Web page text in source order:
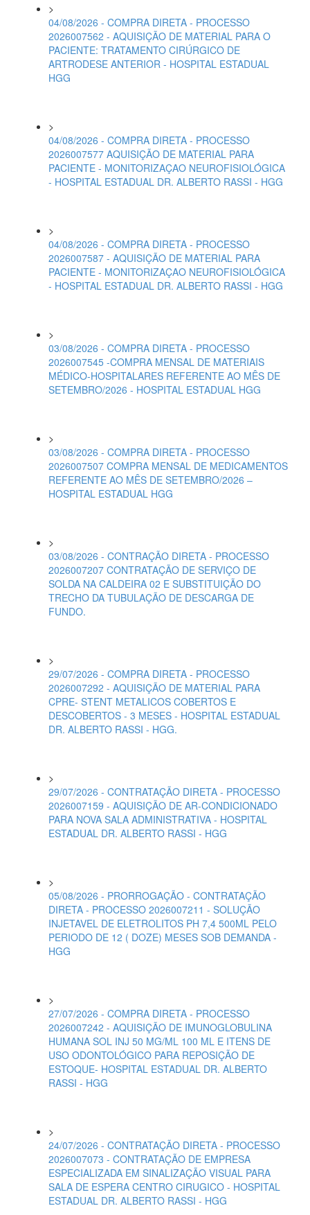
>
04/08/2026 - COMPRA DIRETA - PROCESSO
2026007562 - AQUISIÇÃO DE MATERIAL PARA O
PACIENTE: TRATAMENTO CIRÚRGICO DE
ARTRODESE ANTERIOR - HOSPITAL ESTADUAL
HGG
>
04/08/2026 - COMPRA DIRETA - PROCESSO
2026007577 AQUISIÇÃO DE MATERIAL PARA
PACIENTE - MONITORIZAÇAO NEUROFISIOLÓGICA
- HOSPITAL ESTADUAL DR. ALBERTO RASSI - HGG
>
04/08/2026 - COMPRA DIRETA - PROCESSO
2026007587 - AQUISIÇÃO DE MATERIAL PARA
PACIENTE - MONITORIZAÇAO NEUROFISIOLÓGICA
- HOSPITAL ESTADUAL DR. ALBERTO RASSI - HGG
>
03/08/2026 - COMPRA DIRETA - PROCESSO
2026007545 -COMPRA MENSAL DE MATERIAIS
MÉDICO-HOSPITALARES REFERENTE AO MÊS DE
SETEMBRO/2026 - HOSPITAL ESTADUAL HGG
>
03/08/2026 - COMPRA DIRETA - PROCESSO
2026007507 COMPRA MENSAL DE MEDICAMENTOS
REFERENTE AO MÊS DE SETEMBRO/2026 –
HOSPITAL ESTADUAL HGG
>
03/08/2026 - CONTRAÇÃO DIRETA - PROCESSO
2026007207 CONTRATAÇÃO DE SERVIÇO DE
SOLDA NA CALDEIRA 02 E SUBSTITUIÇÃO DO
TRECHO DA TUBULAÇÃO DE DESCARGA DE
FUNDO.
>
29/07/2026 - COMPRA DIRETA - PROCESSO
2026007292 - AQUISIÇÃO DE MATERIAL PARA
CPRE- STENT METALICOS COBERTOS E
DESCOBERTOS - 3 MESES - HOSPITAL ESTADUAL
DR. ALBERTO RASSI - HGG.
>
29/07/2026 - CONTRATAÇÃO DIRETA - PROCESSO
2026007159 - AQUISIÇÃO DE AR-CONDICIONADO
PARA NOVA SALA ADMINISTRATIVA - HOSPITAL
ESTADUAL DR. ALBERTO RASSI - HGG
>
05/08/2026 - PRORROGAÇÃO - CONTRATAÇÃO
DIRETA - PROCESSO 2026007211 - SOLUÇÃO
INJETAVEL DE ELETROLITOS PH 7,4 500ML PELO
PERIODO DE 12 ( DOZE) MESES SOB DEMANDA -
HGG
>
27/07/2026 - COMPRA DIRETA - PROCESSO
2026007242 - AQUISIÇÃO DE IMUNOGLOBULINA
HUMANA SOL INJ 50 MG/ML 100 ML E ITENS DE
USO ODONTOLÓGICO PARA REPOSIÇÃO DE
ESTOQUE- HOSPITAL ESTADUAL DR. ALBERTO
RASSI - HGG
>
24/07/2026 - CONTRATAÇÃO DIRETA - PROCESSO
2026007073 - CONTRATAÇÃO DE EMPRESA
ESPECIALIZADA EM SINALIZAÇÃO VISUAL PARA
SALA DE ESPERA CENTRO CIRUGICO - HOSPITAL
ESTADUAL DR. ALBERTO RASSI - HGG